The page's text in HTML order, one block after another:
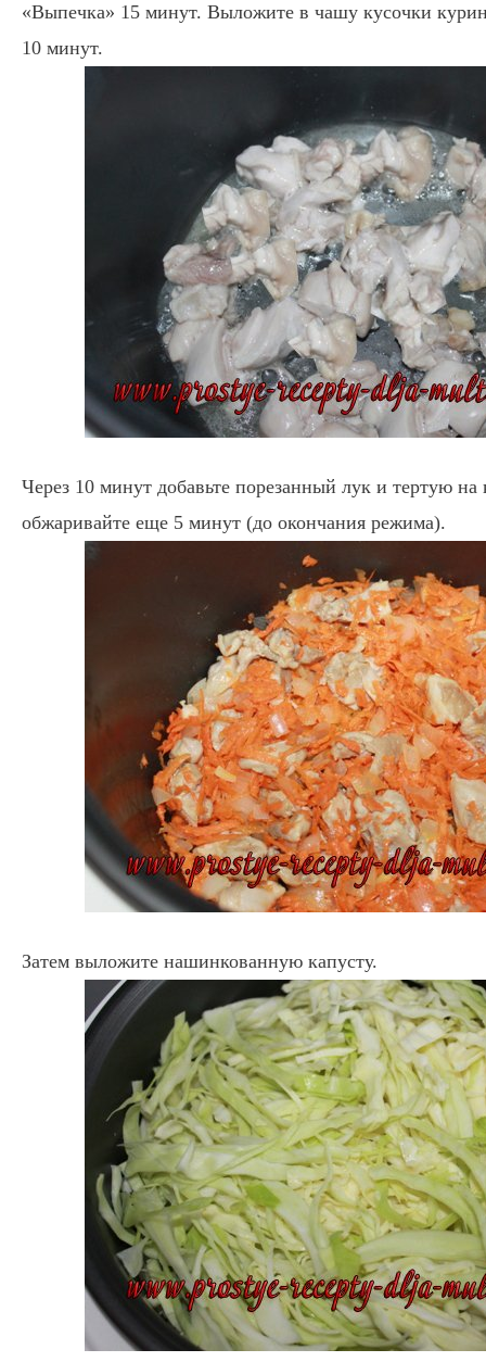
«Выпечка» 15 минут. Выложите в чашу кусочки
10 минут.
Через 10 минут добавьте порезанный лук и тертую на
обжаривайте еще 5 минут (до окончания режима).
Затем выложите нашинкованную капусту.